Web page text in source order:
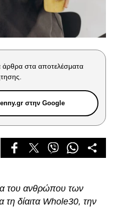
άρθρα στα αποτελέσματα
στην Google
του ανθρώπου των
τη δίαιτα Whole30, την